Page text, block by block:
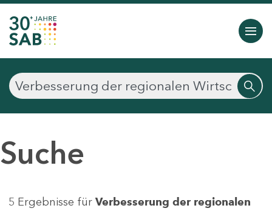
Suche
5 Ergebnisse für Verbesserung der regionalen